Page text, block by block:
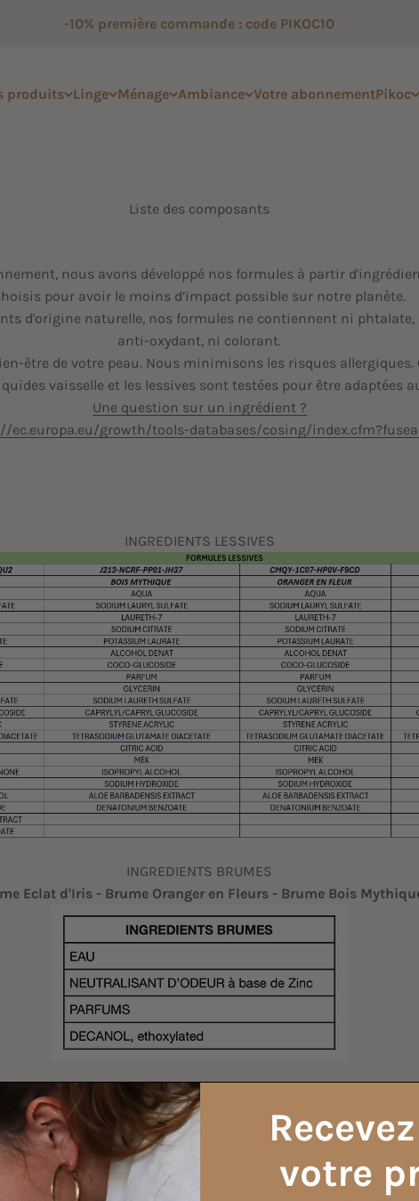
-10% première commande : code PIKOC10
produits Linge Ménage Ambiance Votre abonnementPikoc
Liste des composants
nous avons développé nos formules à partir
pour avoir le moins d’impact possible sur notre planète.
d'origine naturelle, nos formules ne contiennent ni
anti-oxydant, ni colorant.
être de votre peau. Nous minimisons les risques allergiques.
vaisselle et les lessives sont testées pour être adaptées
Une question sur un ingrédient ?
ec.europa.eu/growth/tools-databases/cosing/
INGREDIENTS LESSIVES
INGREDIENTS BRUMES
Eclat d'Iris - Brume Oranger en Fleurs - Brume Bois
INGREDIENTS VINAIGRES MENAGERS
votre